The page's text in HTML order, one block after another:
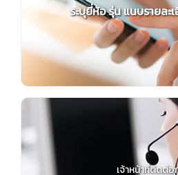
ระบุยี่ห้อ รุ่น แนบรายละ
เจ้าหน้าที่ติดต่